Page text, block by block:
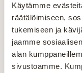
Käytämme
räätälöimiseen,
tukemiseen ja
jaamme
alan
sivustoamme.
12
Nopea
Postin ja